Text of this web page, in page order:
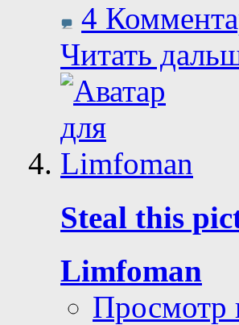
4
Читать
Steal this
Limfoman
Просмотр